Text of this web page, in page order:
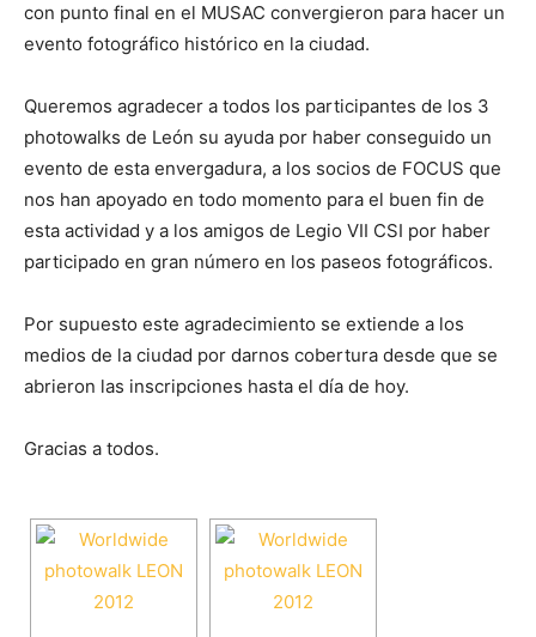
con punto final en el MUSAC convergieron para hacer un
evento fotográfico histórico en la ciudad.
Queremos agradecer a todos los participantes de los 3
photowalks de León su ayuda por haber conseguido un
evento de esta envergadura, a los socios de FOCUS que
nos han apoyado en todo momento para el buen fin de
esta actividad y a los amigos de Legio VII CSI por haber
participado en gran número en los paseos fotográficos.
Por supuesto este agradecimiento se extiende a los
medios de la ciudad por darnos cobertura desde que se
abrieron las inscripciones hasta el día de hoy.
Gracias a todos.